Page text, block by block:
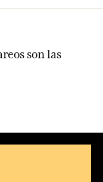
son las